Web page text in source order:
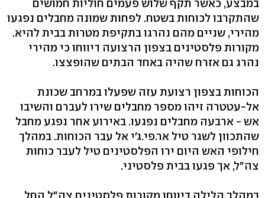
במבצע, כאשר תקף שלוש פעמים חוליות חמושים
שהתקרבו לכוחות בשטח. לפחות שמונה מחבלים נפגעו
מהירי, שניים מהם נהרגו בתקיפת מטרות בבית להיא.
מקורות פלסטינים בצפון הרצועה דיווחו כי מהירי
נהרג גם אזרח שהיה באחד הבתים שהופצצו.
הכוחות בצפון רצועת עזה שפעלו במרחב שכונת
אל-עטטרה זיהו מספר מחבלים שירו לעברם והשיבו
אש - ארבעה מחבלים נפגעו. באירוע אחר נפגע מחבל
שהתכוון לשגר טיל אר.פי.ג'י אל עבר הכוחות. במהלך
חילופי האש היום ירו הפלסטינים טיל לעבר כוחות
צה"ל, אך פגעו בבית פלסטיני.
במהלך הלילה דיווחו מקורות פלסטינים צה"ל החל